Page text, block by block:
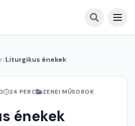
Liturgikus énekek
24 PERC ZENEI MŰSOROK
énekek